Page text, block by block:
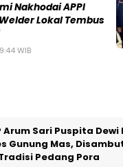
Nakhodai APPI
Lokal Tembus
WIB
Arum Sari Puspita Dewi
Gunung Mas,
Pedang Pora